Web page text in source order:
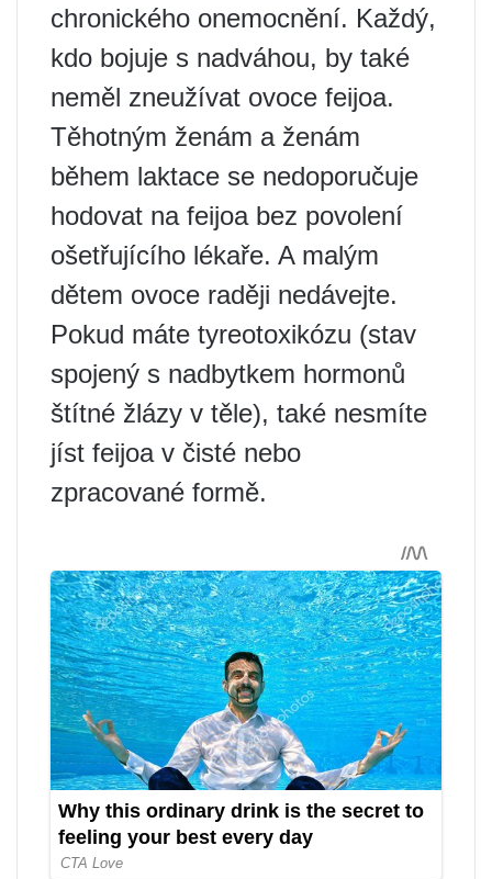
chronického onemocnění. Každý,
kdo bojuje s nadváhou, by také
neměl zneužívat ovoce feijoa.
Těhotným ženám a ženám
během laktace se nedoporučuje
hodovat na feijoa bez povolení
ošetřujícího lékaře. A malým
dětem ovoce raději nedávejte.
Pokud máte tyreotoxikózu (stav
spojený s nadbytkem hormonů
štítné žlázy v těle), také nesmíte
jíst feijoa v čisté nebo
zpracované formě.